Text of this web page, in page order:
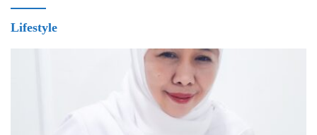
Lifestyle